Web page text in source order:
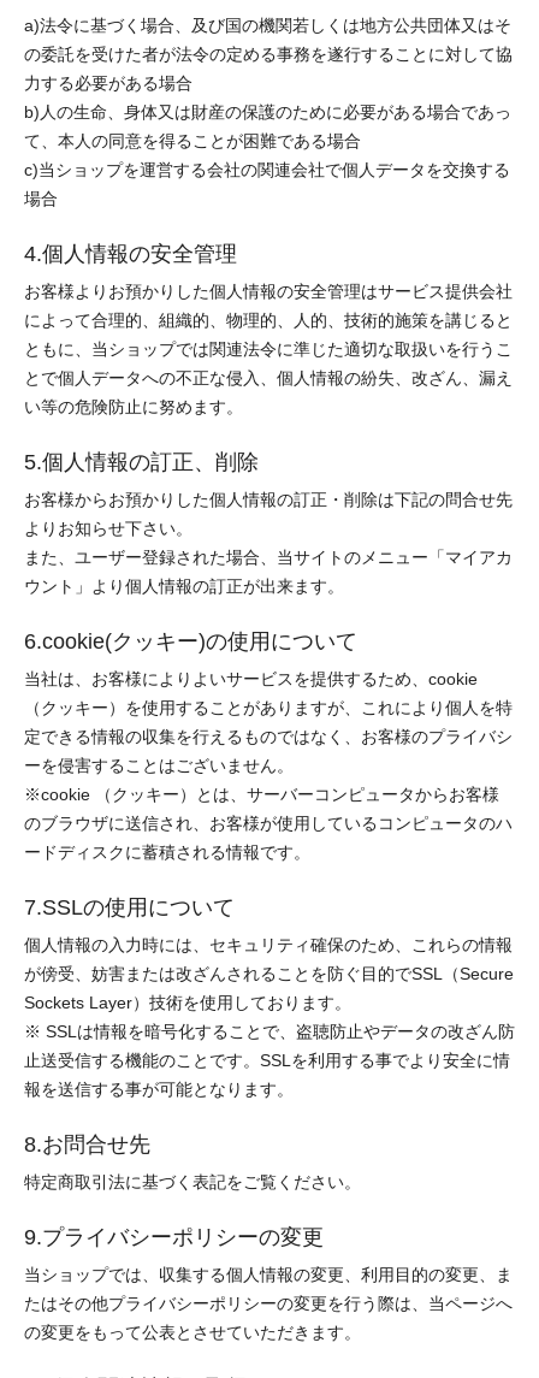
a)法令に基づく場合、及び国の機関若しくは地方公共団体又はそ
の委託を受けた者が法令の定める事務を遂行することに対して協
力する必要がある場合
b)人の生命、身体又は財産の保護のために必要がある場合であっ
て、本人の同意を得ることが困難である場合
c)当ショップを運営する会社の関連会社で個人データを交換する
場合
4.個人情報の安全管理
お客様よりお預かりした個人情報の安全管理はサービス提供会社
によって合理的、組織的、物理的、人的、技術的施策を講じると
ともに、当ショップでは関連法令に準じた適切な取扱いを行うこ
とで個人データへの不正な侵入、個人情報の紛失、改ざん、漏え
い等の危険防止に努めます。
5.個人情報の訂正、削除
お客様からお預かりした個人情報の訂正・削除は下記の問合せ先
よりお知らせ下さい。
また、ユーザー登録された場合、当サイトのメニュー「マイアカ
ウント」より個人情報の訂正が出来ます。
6.cookie(クッキー)の使用について
当社は、お客様によりよいサービスを提供するため、cookie
（クッキー）を使用することがありますが、これにより個人を特
定できる情報の収集を行えるものではなく、お客様のプライバシ
ーを侵害することはございません。
※cookie （クッキー）とは、サーバーコンピュータからお客様
のブラウザに送信され、お客様が使用しているコンピュータのハ
ードディスクに蓄積される情報です。
7.SSLの使用について
個人情報の入力時には、セキュリティ確保のため、これらの情報
が傍受、妨害または改ざんされることを防ぐ目的でSSL（Secure
Sockets Layer）技術を使用しております。
※ SSLは情報を暗号化することで、盗聴防止やデータの改ざん防
止送受信する機能のことです。SSLを利用する事でより安全に情
報を送信する事が可能となります。
8.お問合せ先
特定商取引法に基づく表記をご覧ください。
9.プライバシーポリシーの変更
当ショップでは、収集する個人情報の変更、利用目的の変更、ま
たはその他プライバシーポリシーの変更を行う際は、当ページへ
の変更をもって公表とさせていただきます。